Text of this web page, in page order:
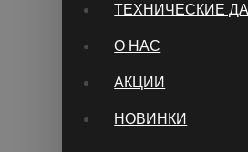
ТЕХНИЧЕСКИЕ
О НАС
АКЦИИ
НОВИНКИ